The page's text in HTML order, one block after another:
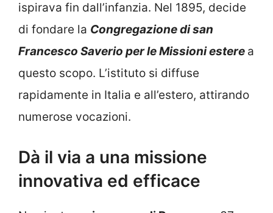
ispirava fin dall’infanzia. Nel 1895, decide
di fondare la Congregazione di san
Francesco Saverio per le Missioni estere a
questo scopo. L’istituto si diffuse
rapidamente in Italia e all’estero, attirando
numerose vocazioni.
Dà il via a una missione
innovativa ed efficace